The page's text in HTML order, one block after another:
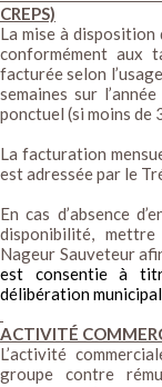
CREPS)
La mise à disposition
conformément aux
facturée selon
semaines sur
ponctuel (si moins de
La facturation
est adressée par le
En cas d’absence
disponibilité,
Nageur Sauveteur
est consentie à
délibération
ACTIVITÉ
L’activité
groupe contre